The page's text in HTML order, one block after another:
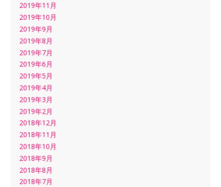
2019年11月
2019年10月
2019年9月
2019年8月
2019年7月
2019年6月
2019年5月
2019年4月
2019年3月
2019年2月
2018年12月
2018年11月
2018年10月
2018年9月
2018年8月
2018年7月